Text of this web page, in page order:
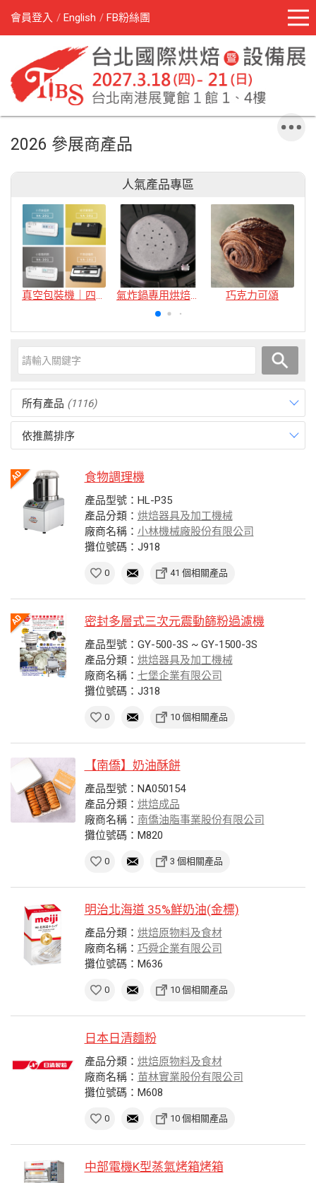
會員登入 English FB粉絲團
2026 參展商產品
人氣產品專區
真空包裝機｜四款 氣炸鍋專用烘焙紙 巧克力可頌
所有產品 (1116)
依推薦排序
食物調理機
產品型號：HL-P35
產品分類： 烘焙器具及加工機械
廠商名稱： 小林機械廠股份有限公司
攤位號碼：J918
0 41 個相關產品
密封多層式三次元震動篩粉過濾機
產品型號：GY-500-3S ~ GY-1500-3S
產品分類： 烘焙器具及加工機械
廠商名稱： 七堡企業有限公司
攤位號碼：J318
0 10 個相關產品
【南僑】奶油酥餅
產品型號：NA050154
產品分類： 烘焙成品
廠商名稱： 南僑油脂事業股份有限公司
攤位號碼：M820
0 3 個相關產品
明治北海道 35%鮮奶油(金標)
產品分類： 烘焙原物料及食材
廠商名稱： 巧舜企業有限公司
攤位號碼：M636
0 10 個相關產品
日本日清麵粉
產品分類： 烘焙原物料及食材
廠商名稱： 苗林實業股份有限公司
攤位號碼：M608
0 10 個相關產品
中部電機K型蒸氣烤箱烤箱